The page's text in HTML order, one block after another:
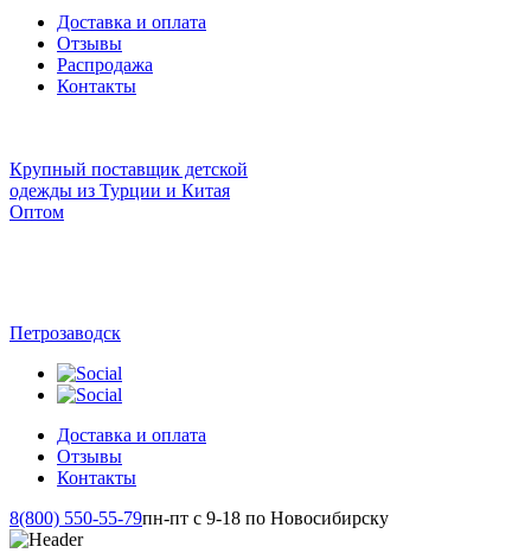
Доставка и оплата
Отзывы
Распродажа
Контакты
Крупный поставщик детской
одежды из Турции и Китая
Оптом
Петрозаводск
Доставка и оплата
Отзывы
Контакты
8(800) 550-55-79пн-пт с 9-18 по Новосибирску